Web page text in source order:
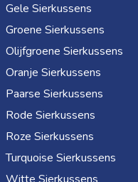
Gele Sierkussens
Groene Sierkussens
Olijfgroene Sierkussens
Oranje Sierkussens
Paarse Sierkussens
Rode Sierkussens
Roze Sierkussens
Turquoise Sierkussens